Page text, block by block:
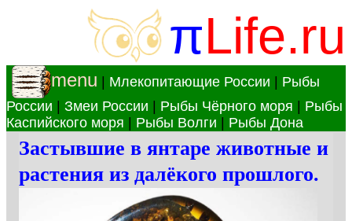
πLife.ru
menu Млекопитающие России
Рыбы
России
Змеи России Рыбы Чёрного моря
Рыбы
Каспийского моря
Рыбы Волги Рыбы Дона
Застывшие в янтаре животные и
растения из далёкого прошлого.